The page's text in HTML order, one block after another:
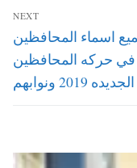
NEXT
اسماء المحافظين
الجدد في ‫حركه المحافظين
الجديده 2019 ونوابهم